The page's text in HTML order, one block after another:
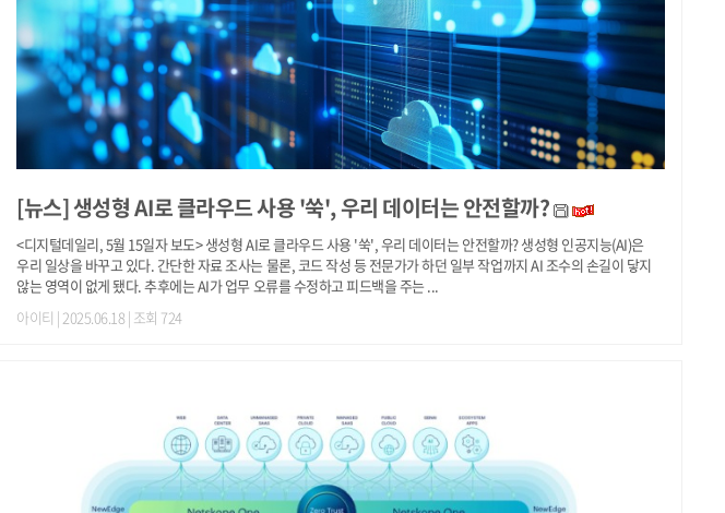
[뉴스]생성형 AI로 클라우드 사용 '쑥', 우리 데이터는 안전할까?
<디지털데일리, 5월 15일자 보도> 생성형 AI로 클라우드 사용 '쑥', 우리 데이터는 안전할까? 생성형 인공지능(AI)은
우리 일상을 바꾸고 있다. 간단한 자료 조사는 물론, 코드 작성 등 전문가가 하던 일부 작업까지 AI 조수의 손길이 닿지
않는 영역이 없게 됐다. 추후에는 AI가 업무 오류를 수정하고 피드백을 주는 ...
아이티 | 2025.06.18 | 조회 724